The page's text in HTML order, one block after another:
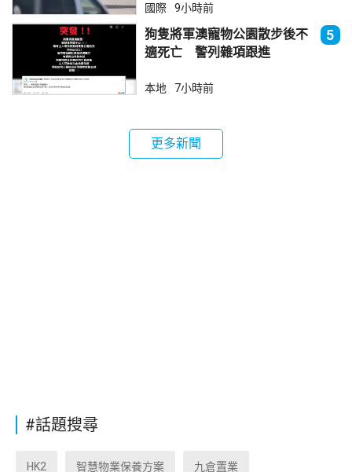
國際 9小時前
狗隻將軍澳寵物公園散步後不
適死亡 警列雜項跟進
5
本地 7小時前
更多新聞
#話題搜尋
HK2 智慧物業保養方案 九倉置業